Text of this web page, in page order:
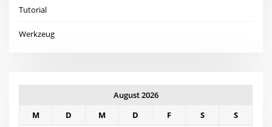
Tutorial
Werkzeug
August 2026
M
D M D F S
S